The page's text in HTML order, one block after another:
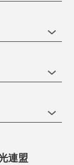
連盟